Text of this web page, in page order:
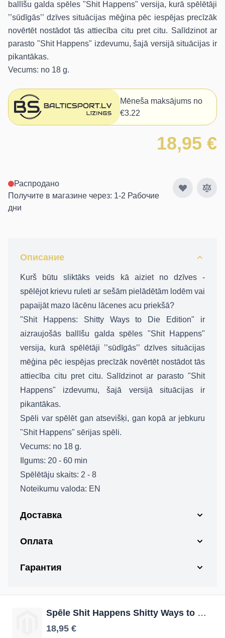
ballīšu galda spēles "Shit Happens" versija, kurā spēlētāji
’’sūdīgās’’ dzīves situācijas mēģina pēc iespējas precīzāk
novērtēt nostādot tās attiecība citu pret citu. Salīdzinot ar
parasto "Shit Happens" izdevumu, šajā versijā situācijas ir
pikantākas.
Vecums: no 18 g.
Mēneša maksājums no
€3.22
18,95 €
Распродано
Получите в магазине через: 1-2 Рабочие
дни
Описание
Kurš būtu sliktāks veids kā aiziet no dzīves -
spēlējot krievu ruleti ar sešām pielādētām lodēm vai
papaijāt mazo lācēnu lācenes acu priekšā?
"Shit Happens: Shitty Ways to Die Edition" ir
aizraujošās ballīšu galda spēles "Shit Happens"
versija, kurā spēlētāji ’’sūdīgās’’ dzīves situācijas
mēģina pēc iespējas precīzāk novērtēt nostādot tās
attiecība citu pret citu. Salīdzinot ar parasto "Shit
Happens" izdevumu, šajā versijā situācijas ir
pikantākas.
Spēli var spēlēt gan atsevišķi, gan kopā ar jebkuru
"Shit Happens" sērijas spēli.
Vecums: no 18 g.
Ilgums: 20 - 60 min
Spēlētāju skaits: 2 - 8
Noteikumu valoda: EN
Доставка
Оплата
Гарантия
Spēle Shit Happens Shitty Ways to Die
18,95 €